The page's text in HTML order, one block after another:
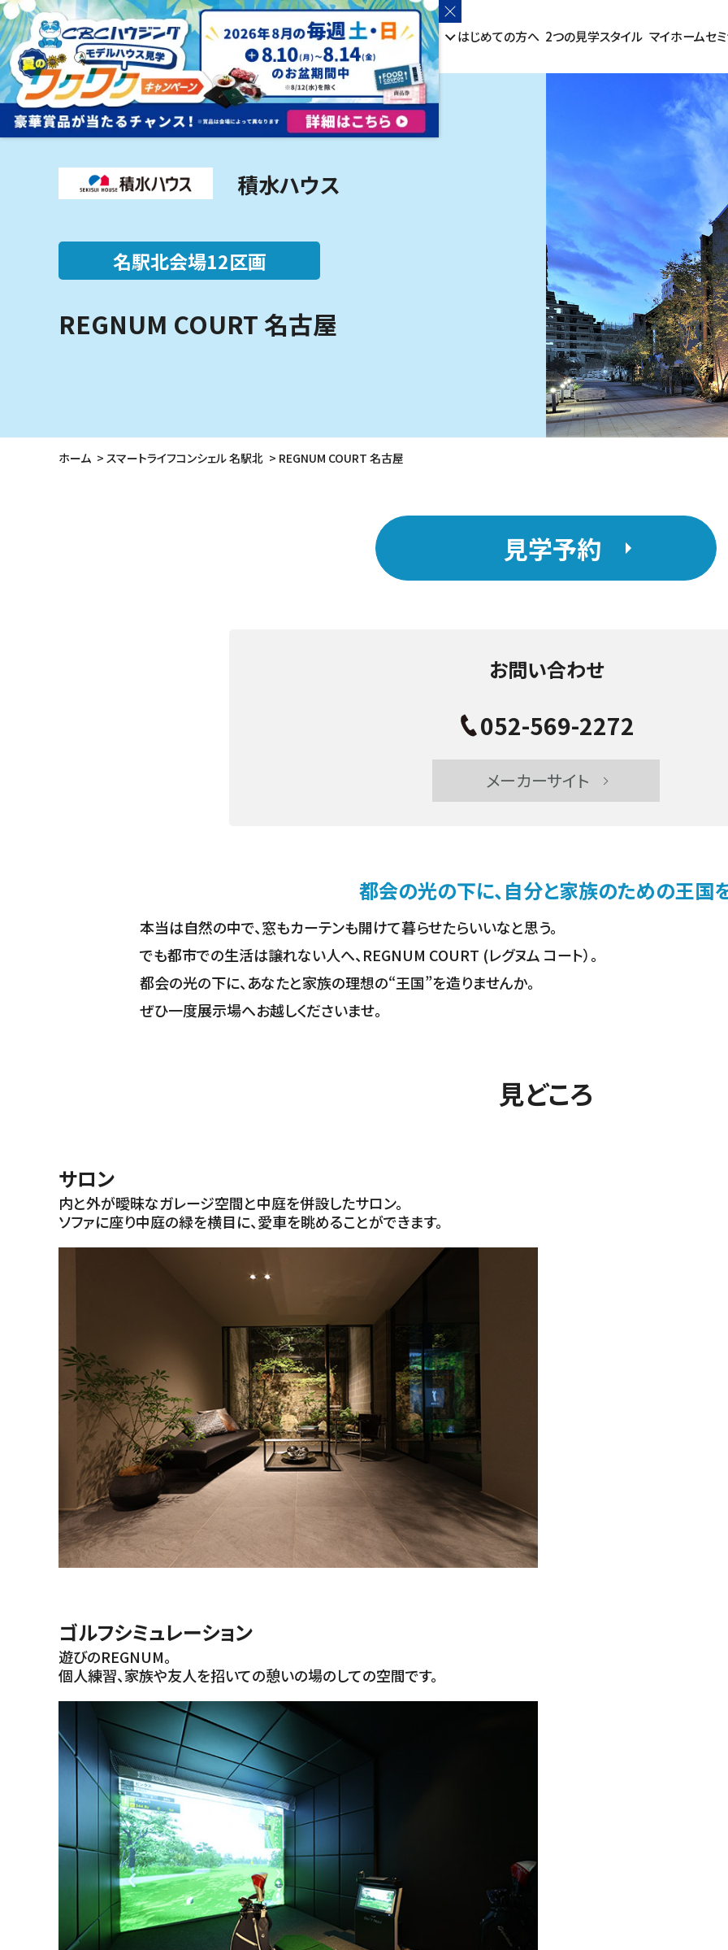
3つの住宅展示場 モデルハウスを探す はじめての方へ 2つの見学スタイル マイホームセ
積水ハウス
名駅北会場12区画
REGNUM COURT 名古屋
ホーム スマートライフコンシェル 名駅北 REGNUM COURT 名古屋
見学予約
お問い合わせ
052-569-2272
メーカーサイト
都会の光の下に、自分と家族のための王国
本当は自然の中で、窓もカーテンも開けて暮らせたらいいなと思う。
でも都市での生活は譲れない人へ、REGNUM COURT (レグヌム コート）。
都会の光の下に、あなたと家族の理想の“王国”を造りませんか。
ぜひ一度展示場へお越しくださいませ。
見どころ
サロン
内と外が曖昧なガレージ空間と中庭を併設したサロン。
ソファに座り中庭の緑を横目に、愛車を眺めることができます。
ゴルフシミュレーション
遊びのREGNUM。
個人練習、家族や友人を招いての憩いの場のしての空間です。